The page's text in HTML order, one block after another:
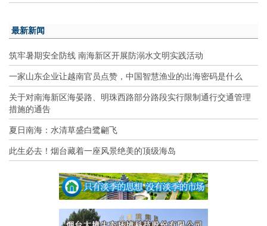
最新新闻
筑牢暑期安全防线 南海新区开展防溺水文明实践活动
一家山东企业让越南官员点赞，中国智慧渔业的出海密码是什么
关于对南海新区海晏路、明珠西路部分路段实行限制通行交通管理
措施的通告
夏日南海：水清草盛白鹭翩飞
此生必去！烟台藏着一座风景绝美的顶级海岛